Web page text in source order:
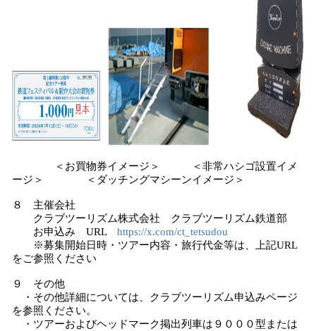
＜お買物券イメージ＞ ＜非常ハシゴ設置イメ
ージ＞ ＜ダッチングマシーンイメージ＞
８ 主催会社
クラブツーリズム株式会社 クラブツーリズム鉄道部
お申込み URL https://x.com/ct_tetsudou
※募集開始日時・ツアー内容・旅行代金等は、上記URL
をご参照ください
９ その他
・その他詳細については、クラブツーリズム申込みページ
を参照ください。
・ツアーおよびヘッドマーク掲出列車は９０００型または